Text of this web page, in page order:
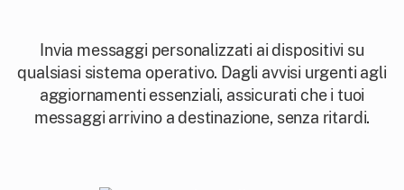
Invia messaggi personalizzati ai dispositivi su
qualsiasi sistema operativo. Dagli avvisi urgenti agli
aggiornamenti essenziali, assicurati che i tuoi
messaggi arrivino a destinazione, senza ritardi.